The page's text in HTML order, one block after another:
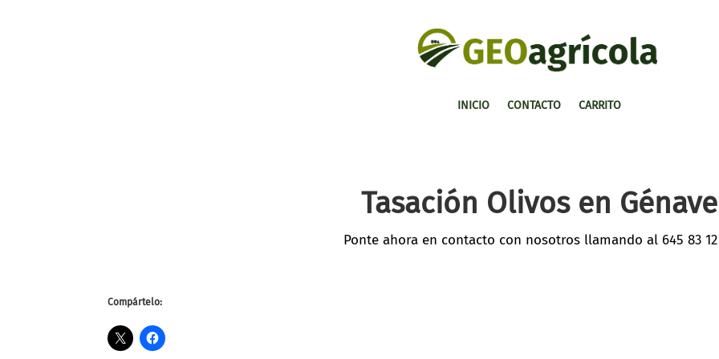
INICIO CONTACTO CARRITO
Tasación Olivos en Génave
Ponte ahora en contacto con nosotros llamando al 645 83
Compártelo: